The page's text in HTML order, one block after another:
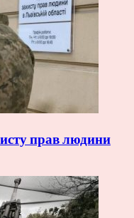
прав людини